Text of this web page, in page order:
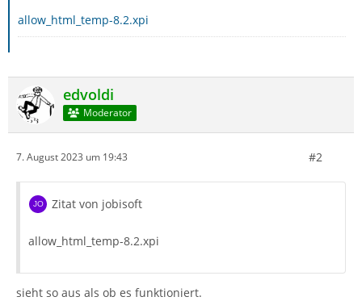
allow_html_temp-8.2.xpi
edvoldi
Moderator
7. August 2023 um 19:43 #2
Zitat von jobisoft
allow_html_temp-8.2.xpi
sieht so aus als ob es funktioniert.